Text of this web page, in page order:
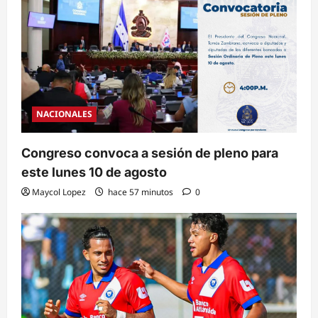
NACIONALES
Congreso convoca a sesión de pleno para
este lunes 10 de agosto
Maycol Lopez hace 57 minutos 0